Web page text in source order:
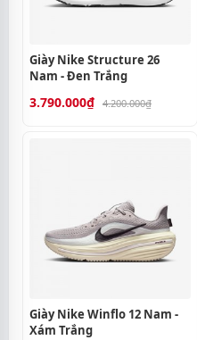
Giày Nike Structure 26
Nam - Đen Trắng
3.790.000₫ 4.200.000₫
Giày Nike Winflo 12 Nam -
Xám Trắng